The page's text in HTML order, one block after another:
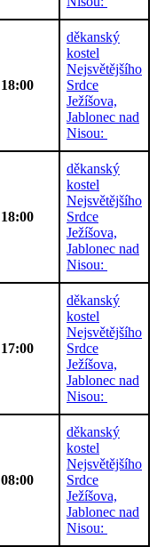
18:00
děkanský
kostel
Nejsvětějšího
Srdce
Ježíšova,
Jablonec nad
Nisou:
18:00
děkanský
kostel
Nejsvětějšího
Srdce
Ježíšova,
Jablonec nad
Nisou:
17:00
děkanský
kostel
Nejsvětějšího
Srdce
Ježíšova,
Jablonec nad
Nisou:
08:00
děkanský
kostel
Nejsvětějšího
Srdce
Ježíšova,
Jablonec nad
Nisou: